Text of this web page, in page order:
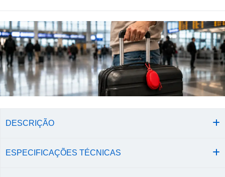
DESCRIÇÃO
ESPECIFICAÇÕES TÉCNICAS